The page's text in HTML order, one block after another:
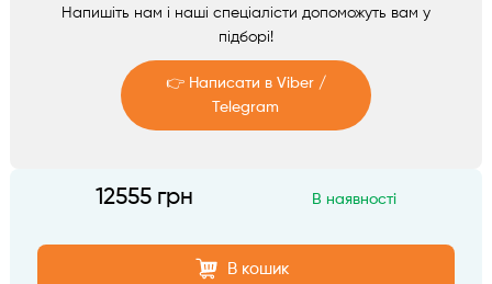
Напишіть нам і наші спеціалісти допоможуть вам у
підборі!
👉 Написати в Viber /
Telegram
12555 грн В наявності
В кошик